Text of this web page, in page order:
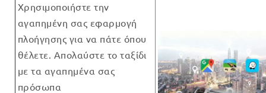
Χρησιμοποιήστε την
αγαπημένη σας εφαρμογή
πλοήγησης για να πάτε όπου
θέλετε. Απολαύστε το ταξίδι
με τα αγαπημένα σας
πρόσωπα